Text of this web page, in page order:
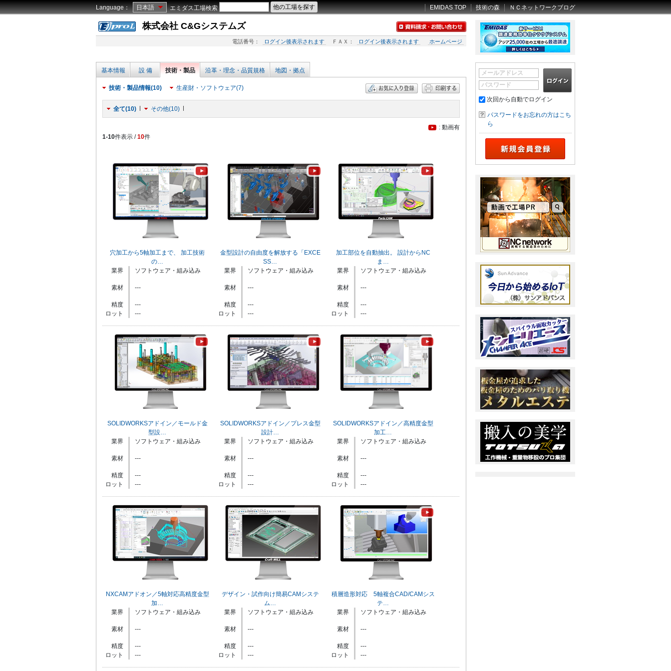
Language： 日本語 エミダス工場検索 EMIDAS TOP 技術の森 ＮＣネットワークブログ
株式会社 C&Gシステムズ
電話番号： ログイン後表示されます ＦＡＸ： ログイン後表示されます ホームページ
基本情報 設 備 技術・製品 沿革・理念・品質規格 地図・拠点
技術・製品情報(10) 生産財・ソフトウェア(7)
全て(10) その他(10)
: 動画有
1-10件表示 /10件
穴加工から5軸加工まで、 加工技術
の…
業界
ソフトウェア・組み込み
素材 ---
精度
---
ロット
---
金型設計の自由度を解放する「EXCE
SS…
業界
ソフトウェア・組み込み
素材 ---
精度
---
ロット
---
加工部位を自動抽出。 設計からNC
ま…
業界
ソフトウェア・組み込み
素材 ---
精度
---
ロット
---
SOLIDWORKSアドイン／モールド金
型設…
業界
ソフトウェア・組み込み
素材 ---
精度
---
ロット
---
SOLIDWORKSアドイン／プレス金型
設計…
業界
ソフトウェア・組み込み
素材 ---
精度
---
ロット
---
SOLIDWORKSアドイン／高精度金型
加工…
業界
ソフトウェア・組み込み
素材 ---
精度
---
ロット
---
NXCAMアドオン／5軸対応高精度金型
加…
業界
ソフトウェア・組み込み
素材 ---
精度
---
ロット
---
デザイン・試作向け簡易CAMシステ
ム…
業界
ソフトウェア・組み込み
素材 ---
精度
---
ロット
---
積層造形対応 5軸複合CAD/CAMシス
テ…
業界
ソフトウェア・組み込み
素材 ---
精度
---
ロット
---
メールアドレス
パスワード
次回から自動でログイン
パスワードをお忘れの方はこち
ら